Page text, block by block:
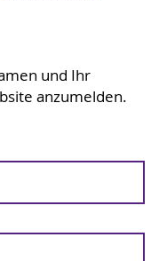
und Ihr
anzumelden.